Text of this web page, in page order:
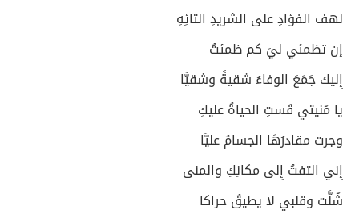
لهف الفؤادِ على الشريدِ التائِهِ
إن تظمئي ليَ كم ظمئتُ
إِليك جَمَعَ الوفاءُ شقيةً وشقيَّا
يا مُنيتي قَستِ الحياةُ عليكِ
وجرت مقادرُهَا الجسامُ عليَّا
إِني التفتُ إِلى مكانِكِ والمنى
شُلَّت وقلبي لا يطيقُ حراكا